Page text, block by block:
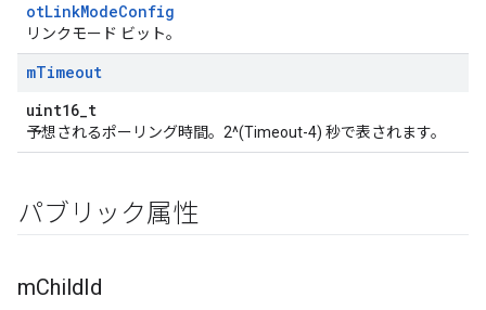
otLinkModeConfig
リンクモード ビット。
mTimeout
uint16_t
予想されるポーリング時間。2^(Timeout-4) 秒で表されます。
パブリック属性
mChildId